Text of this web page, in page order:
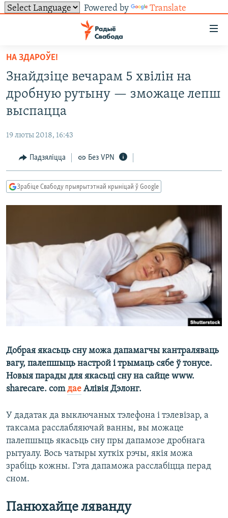
Powered by Translate
ўнівэрсальнага
доступу
Перайсьці
да
галоўнага
зьместу
да
навігацыі
Перайсьці
да
УСЕ НАВІНЫ
ЭКАНОМІКА
КАЛЯНДАР
ТОЛЬКІ НА СВАБОДЗЕ
ГІСТОРЫЯ НА СВАБОДЗЕ
ПАДКАСТЫ
НА ХВАЛЯХ СВАБОДЫ
СУВЯЗЬ
ПАДЗЯЛІЦЦА ІНФАРМАЦЫЯЙ
ПАДКАСТЫ
НА ЗДАРОЎЕ!
Знайдзіце вечарам 5 хвілін на
дробную рутыну — зможаце лепш
выспацца
19 люты 2018, 16:43
Падзяліцца Без VPN
Зрабіце Свабоду прыярытэтнай крыніцай ў Google
Добрая якасьць сну можа дапамагчы кантраляваць
вагу, палепшыць настрой і трымаць сябе ў тонусе.
Новыя парады для якасьці сну на сайце www.
sharecare. comдае Алівія Дэлонг.
У дадатак да выключаных тэлефона і тэлевізар, а
таксама расслабляючай ванны, вы можаце
палепшыць якасьць сну пры дапамозе дробнага
рытуалу. Вось чатыры хуткіх рэчы, якія можа
зрабіць кожны. Гэта дапаможа расслабіцца перад
сном.
Панюхайце ляванду